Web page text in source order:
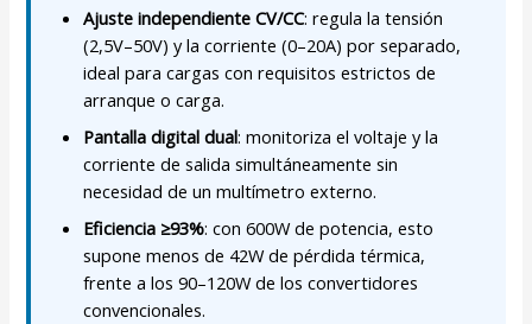
Ajuste independiente CV/CC: regula la tensión
(2,5V–50V) y la corriente (0–20A) por separado,
ideal para cargas con requisitos estrictos de
arranque o carga.
Pantalla digital dual: monitoriza el voltaje y la
corriente de salida simultáneamente sin
necesidad de un multímetro externo.
Eficiencia ≥93%: con 600W de potencia, esto
supone menos de 42W de pérdida térmica,
frente a los 90–120W de los convertidores
convencionales.